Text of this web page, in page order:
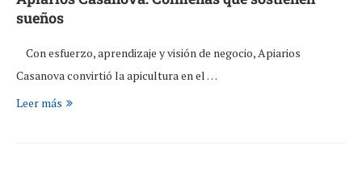
sueños
Con esfuerzo, aprendizaje y visión de negocio, Apiarios
Casanova convirtió la apicultura en el …
Leer más